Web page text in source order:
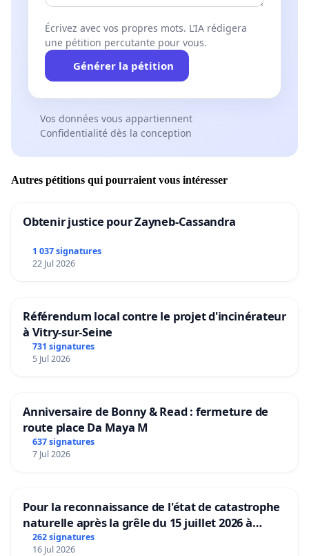
Écrivez avec vos propres mots. L’IA rédigera
une pétition percutante pour vous.
Générer la pétition
Vos données vous appartiennent
Confidentialité dès la conception
Autres pétitions qui pourraient vous intéresser
Obtenir justice pour Zayneb-Cassandra
1 037 signatures
22 Jul 2026
Référendum local contre le projet d'incinérateur
à Vitry-sur-Seine
731 signatures
5 Jul 2026
Anniversaire de Bonny & Read : fermeture de
route place Da Maya M
637 signatures
7 Jul 2026
Pour la reconnaissance de l'état de catastrophe
naturelle après la grêle du 15 juillet 2026 à
Aubenas et ses alentours
262 signatures
16 Jul 2026